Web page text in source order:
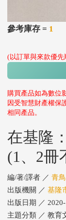
參考庫存 = 1
(以訂單與來款優
購買產品如為數位
因受智慧財產權保
相同產品。
在基隆
(1、2冊
編/著/譯者 ／ 青
出版機關 ／ 基隆
出版日期 ／ 2020-
主題分類 ／ 教育